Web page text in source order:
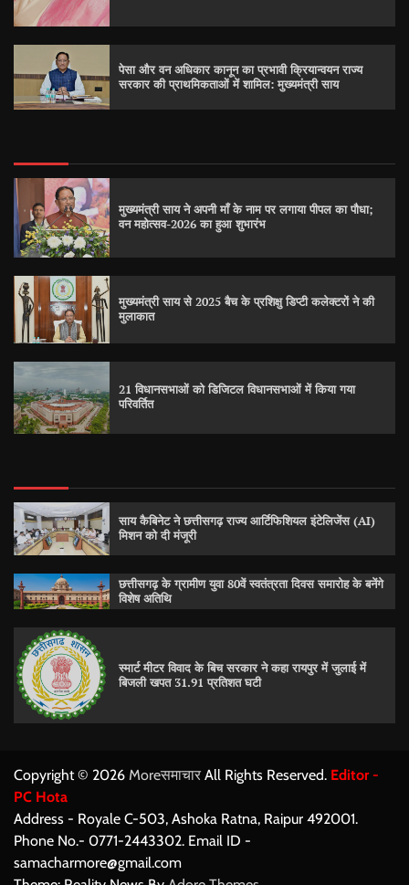
पेसा और वन अधिकार कानून का प्रभावी क्रियान्वयन राज्य
सरकार की प्राथमिकताओं में शामिल: मुख्यमंत्री साय
मुख्यमंत्री साय ने अपनी माँ के नाम पर लगाया पीपल का पौधा;
वन महोत्सव-2026 का हुआ शुभारंभ
मुख्यमंत्री साय से 2025 बैच के प्रशिक्षु डिप्टी कलेक्टरों ने की
मुलाकात
21 विधानसभाओं को डिजिटल विधानसभाओं में किया गया
परिवर्तित
साय कैबिनेट ने छत्तीसगढ़ राज्य आर्टिफिशियल इंटेलिजेंस (AI)
मिशन को दी मंजूरी
छत्तीसगढ़ के ग्रामीण युवा 80वें स्वतंत्रता दिवस समारोह के बनेंगे
विशेष अतिथि
स्मार्ट मीटर विवाद के बिच सरकार ने कहा रायपुर में जुलाई में
बिजली खपत 31.91 प्रतिशत घटी
Copyright © 2026 Moreसमाचार All Rights Reserved. Editor -
PC Hota
Address - Royale C-503, Ashoka Ratna, Raipur 492001.
Phone No.- 0771-2443302. Email ID -
samacharmore@gmail.com